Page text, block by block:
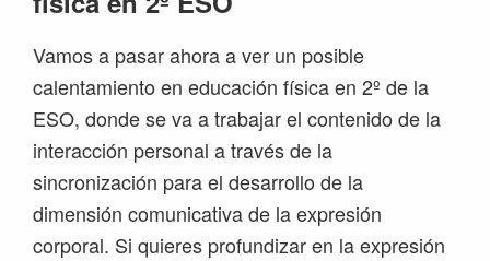
Vamos a pasar ahora a ver un posible
calentamiento en educación física en 2º de la
ESO, donde se va a trabajar el contenido de la
interacción personal a través de la
sincronización para el desarrollo de la
dimensión comunicativa de la expresión
corporal. Si quieres profundizar en la expresión